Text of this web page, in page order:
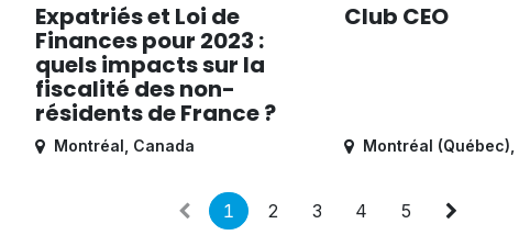
Expatriés et Loi de
Finances pour 2023 :
quels impacts sur la
fiscalité des non-
résidents de France ?
Montréal Canada
Club CEO
Montréal (Québec)
1 2 3 4 5